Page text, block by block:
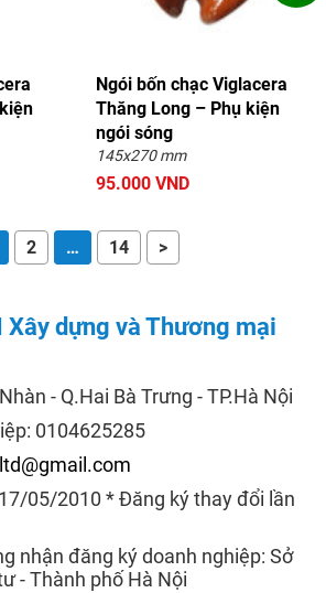
Ngói bốn chạc Viglacera
Thăng Long – Phụ kiện
ngói sóng
145x270 mm
95.000 VND
2 … 14 >
Xây dựng và Thương mại
- Q.Hai Bà Trưng - TP.Hà Nội
0104625285
05/2010 * Đăng ký thay đổi lần
nhận đăng ký doanh nghiệp: Sở
- Thành phố Hà Nội